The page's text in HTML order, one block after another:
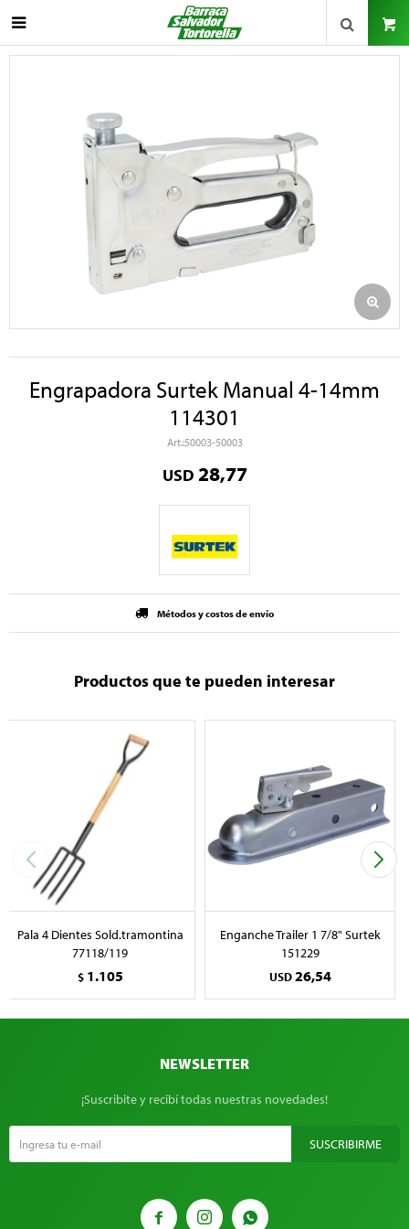

Engrapadora Surtek Manual 4-14mm
114301
50003-50003
USD 28,77
Métodos y costos de envío
Productos que te pueden interesar
Pala 4 Dientes Sold.tramontina
77118/119
$ 1.105
Enganche Trailer 1 7/8" Surtek
151229
USD 26,54
  
NEWSLETTER
¡Suscribite y recibí todas nuestras novedades!
SUSCRIBIRME